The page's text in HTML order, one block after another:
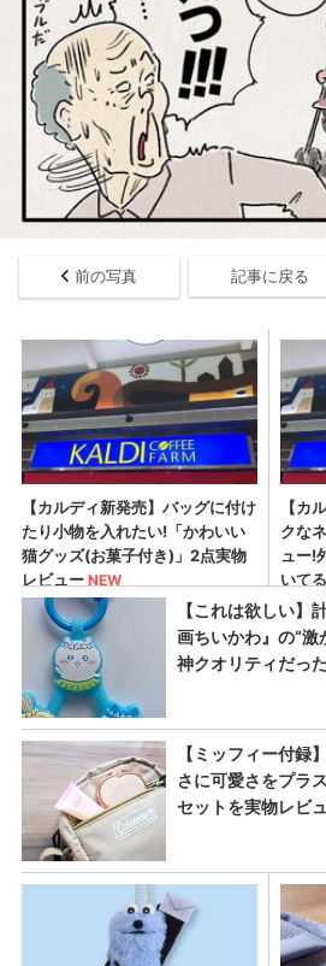
前の写真 記事に戻る